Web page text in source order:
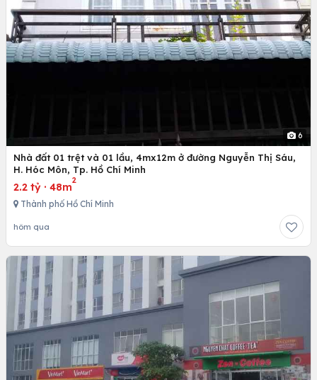
6
Nhà đất 01 trệt và 01 lầu, 4mx12m ở đường Nguyễn Thị Sáu,
H. Hóc Môn, Tp. Hồ Chí Minh
2.2 tỷ · 48m
2
Thành phố Hồ Chí Minh
hôm qua